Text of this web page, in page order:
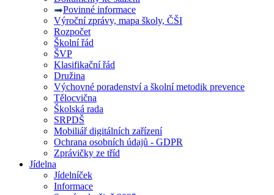
Povinné informace
Výroční zprávy, mapa školy, ČŠI
Rozpočet
Školní řád
ŠVP
Klasifikační řád
Družina
Výchovné poradenství a školní metodik prevence
Tělocvična
Školská rada
SRPDŠ
Mobiliář digitálních zařízení
Ochrana osobních údajů - GDPR
Zprávičky ze tříd
Jídelna
Jídelníček
Informace